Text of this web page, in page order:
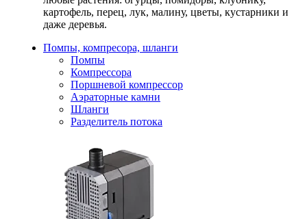
картофель, перец, лук, малину, цветы, кустарники и
даже деревья.
Помпы, компресора, шланги
Помпы
Компрессора
Поршневой компрессор
Аэраторные камни
Шланги
Разделитель потока